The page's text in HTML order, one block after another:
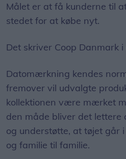
Målet er at få kunderne til
stedet for at købe nyt.
Det skriver Coop Danmark
Datomærkning kendes
fremover vil udvalgte
kollektionen være mærket
den måde bliver det lettere
og understøtte, at tøjet går
og familie til familie.